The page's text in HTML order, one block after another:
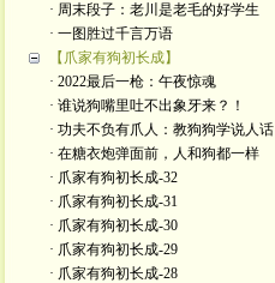
· 周末段子：老川是老毛的好学生
· 一图胜过千言万语
【爪家有狗初长成】
· 2022最后一枪：午夜惊魂
· 谁说狗嘴里吐不出象牙来？！
· 功夫不负有爪人：教狗狗学说人话
· 在糖衣炮弹面前，人和狗都一样
· 爪家有狗初长成-32
· 爪家有狗初长成-31
· 爪家有狗初长成-30
· 爪家有狗初长成-29
· 爪家有狗初长成-28